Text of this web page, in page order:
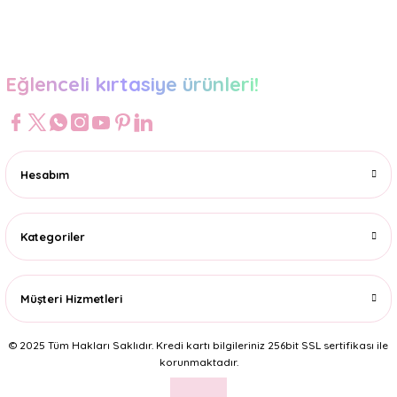
Eğlenceli kırtasiye ürünleri!
Hesabım
Kategoriler
Müşteri Hizmetleri
© 2025 Tüm Hakları Saklıdır. Kredi kartı bilgileriniz 256bit SSL sertifikası ile
korunmaktadır.